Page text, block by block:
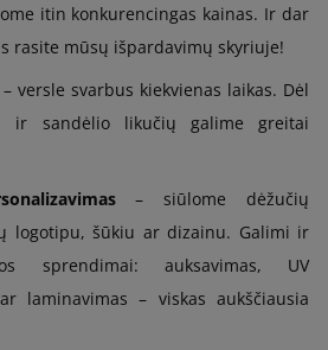
itin konkurencingas kainas. Ir dar
rasite mūsų išpardavimų skyriuje!
– versle svarbus kiekvienas laikas. Dėl
ir sandėlio likučių galime greitai
– siūlome dėžučių
logotipu, šūkiu ar dizainu. Galimi ir
sprendimai: auksavimas, UV
laminavimas – viskas aukščiausia